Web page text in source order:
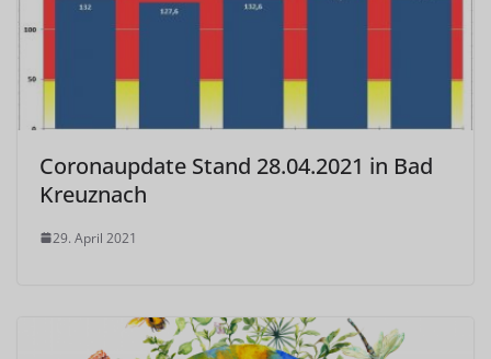
Coronaupdate Stand 28.04.2021 in Bad
Kreuznach
29. April 2021